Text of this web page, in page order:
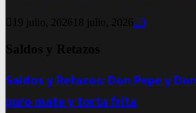
19 julio, 2026 18 julio, 2026 0
Saldos y Retazos
Saldos y Retazos: Don Pepe y
puro mate y torta frita